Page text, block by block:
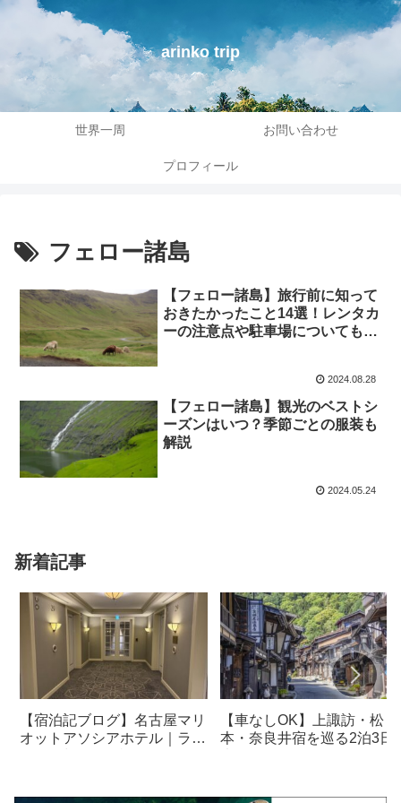
arinko trip
世界一周 お問い合わせ
プロフィール
フェロー諸島
【フェロー諸島】旅行前に知って
おきたかったこと14選！レンタカ
ーの注意点や駐車場についても解
2024.08.28
【フェロー諸島】観光のベストシ
ーズンはいつ？季節ごとの服装も
解説
2024.05.24
新着記事
【宿泊記ブログ】名古屋マリ
オットアソシアホテル｜ラウ
【車なしOK】上諏訪・松
本・奈良井宿を巡る2泊3日